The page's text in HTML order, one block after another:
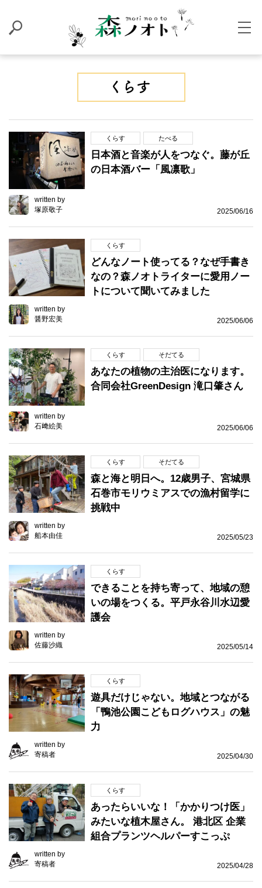
くらす たべる
日本酒と音楽が人をつなぐ。藤が丘
の日本酒バー「風凛歌」
written by
塚原敬子
2025/06/16
くらす
どんなノート使ってる？なぜ手書き
なの？森ノオトライターに愛用ノー
トについて聞いてみました
written by
醤野宏美
2025/06/06
くらす そだてる
あなたの植物の主治医になります。
合同会社GreenDesign 滝口肇さん
written by
石﨑絵美
2025/06/06
くらす そだてる
森と海と明日へ。12歳男子、宮城県
石巻市モリウミアスでの漁村留学に
挑戦中
written by
船本由佳
2025/05/23
くらす
できることを持ち寄って、地域の憩
いの場をつくる。平戸永谷川水辺愛
護会
written by
佐藤沙織
2025/05/14
くらす
遊具だけじゃない。地域とつながる
「鴨池公園こどもログハウス」の魅
力
written by
寄稿者
2025/04/30
くらす
あったらいいな！「かかりつけ医」
みたいな植木屋さん。 港北区 企業
組合プランツヘルパーすこっぷ
written by
寄稿者
2025/04/28